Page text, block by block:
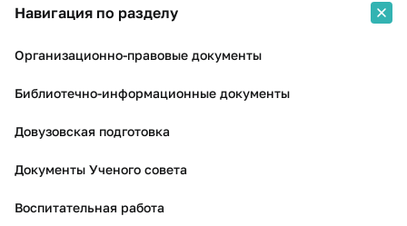
Навигация по разделу
Организационно-правовые документы
Библиотечно-информационные документы
Довузовская подготовка
Документы Ученого совета
Воспитательная работа